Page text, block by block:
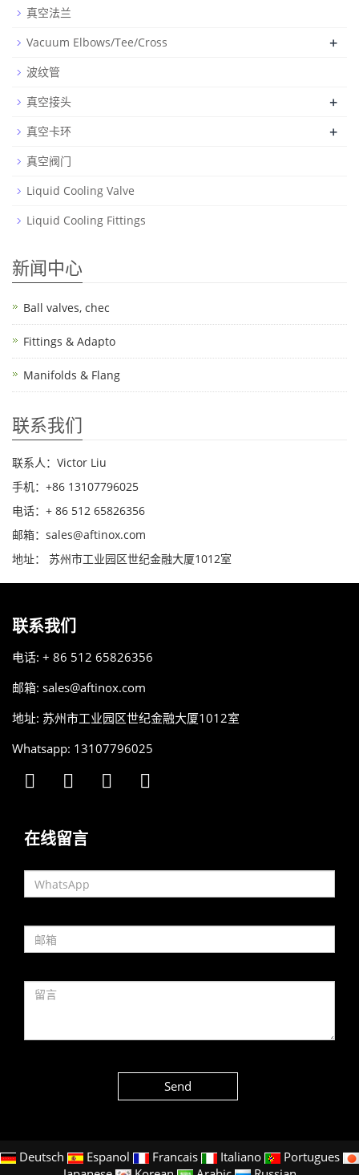
真空法兰
Vacuum Elbows/Tee/Cross
+
波纹管
真空接头
+
真空卡环 +
真空阀门
Liquid Cooling Valve
Liquid Cooling Fittings
新闻中心
Ball valves, chec
Fittings & Adapto
Manifolds & Flang
联系我们
联系人：Victor Liu
手机：+86 13107796025
电话：+ 86 512 65826356
邮箱：sales@aftinox.com
地址： 苏州市工业园区世纪金融大厦1012室
联系我们
电话: + 86 512 65826356
邮箱: sales@aftinox.com
地址: 苏州市工业园区世纪金融大厦1012室
Whatsapp: 13107796025
在线留言
Send
Deutsch Espanol Francais Italiano
Portugues